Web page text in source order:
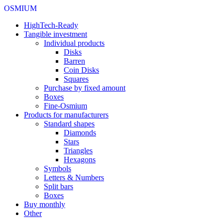
OSMIUM
HighTech-Ready
Tangible investment
Individual products
Disks
Barren
Coin Disks
Squares
Purchase by fixed amount
Boxes
Fine-Osmium
Products for manufacturers
Standard shapes
Diamonds
Stars
Triangles
Hexagons
Symbols
Letters & Numbers
Split bars
Boxes
Buy monthly
Other